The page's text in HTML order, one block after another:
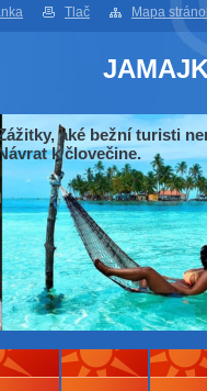
Tlač Mapa
aké bežní turisti
k človečine.